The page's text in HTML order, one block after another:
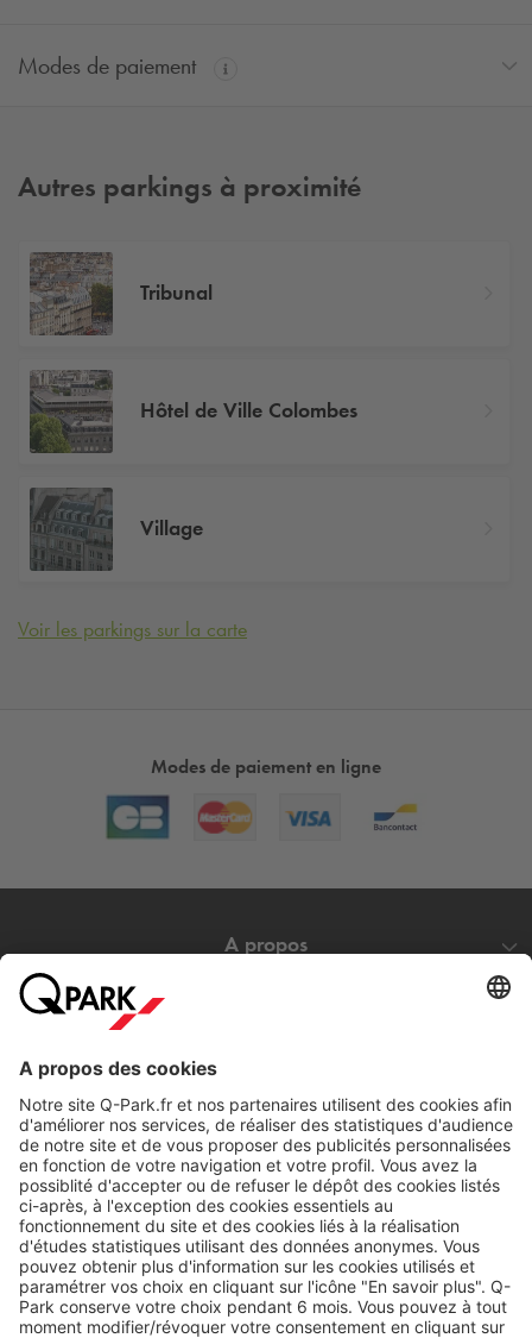
Modes de paiement
Autres parkings à proximité
Tribunal
Hôtel de Ville Colombes
Village
Voir les parkings sur la carte
Modes de paiement en ligne
A propos
Nos services
Cookies
Copyright